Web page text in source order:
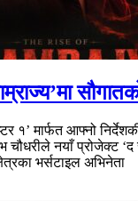
१’ मार्फत आफ्नो
चौधरीले नयाँ प्रोजेक्ट
भर्सटाइल अभिनेता